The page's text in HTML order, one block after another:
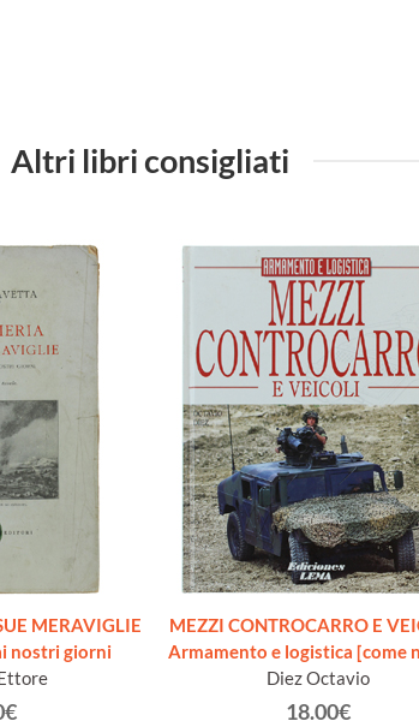
Altri libri consigliati
MERAVIGLIE
nostri giorni
MEZZI CONTROCARRO E
Armamento e logistica [come
Diez Octavio
18.00€